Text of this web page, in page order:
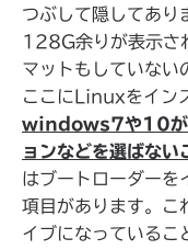
つぶして隠してあり
128G余りが表示さ
マットもしていない
ここにLinuxをイン
windows7や10が
ョンなどを選ばない
はブートローダーを
項目があります。
イブになっている